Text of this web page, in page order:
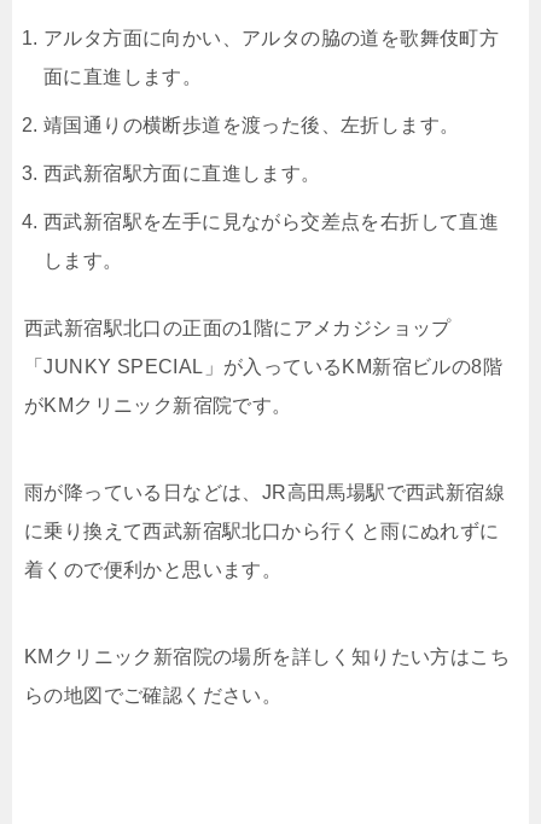
アルタ方面に向かい、アルタの脇の道を歌舞伎町方
面に直進します。
靖国通りの横断歩道を渡った後、左折します。
西武新宿駅方面に直進します。
西武新宿駅を左手に見ながら交差点を右折して直進
します。
西武新宿駅北口の正面の1階にアメカジショップ
「JUNKY SPECIAL」が入っているKM新宿ビルの8階
がKMクリニック新宿院です。
雨が降っている日などは、JR高田馬場駅で西武新宿線
に乗り換えて西武新宿駅北口から行くと雨にぬれずに
着くので便利かと思います。
KMクリニック新宿院の場所を詳しく知りたい方はこち
らの地図でご確認ください。